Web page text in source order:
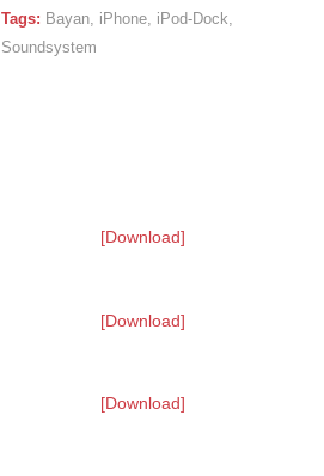
Tags: Bayan, iPhone, iPod-Dock,
Soundsystem
[Download]
[Download]
[Download]